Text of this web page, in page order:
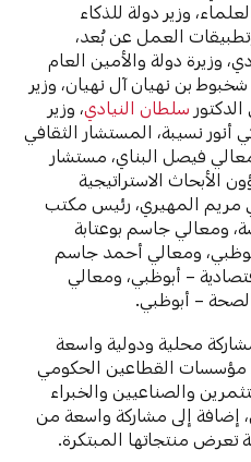
وزير دولة للذكاء
العمل عن بُعد،
وزيرة دولة والأمين العام
بن نهيان آل نهيان، وزير
سلطان النيادي، وزير
نسيبة، المستشار الثقافي
فيصل البناي، مستشار
الاستراتيجية
مريم المهيري، رئيس مكتب
و⁠معالي جاسم بوعتابة
أبوظبي، ومعالي أحمد جاسم
– أبوظبي، و⁠معالي
– أبوظبي.
محلية ودولية واسعة
مؤسسات القطاعين الحكومي
والصناعيين والخبراء
إضافة إلى مشاركة واسعة من